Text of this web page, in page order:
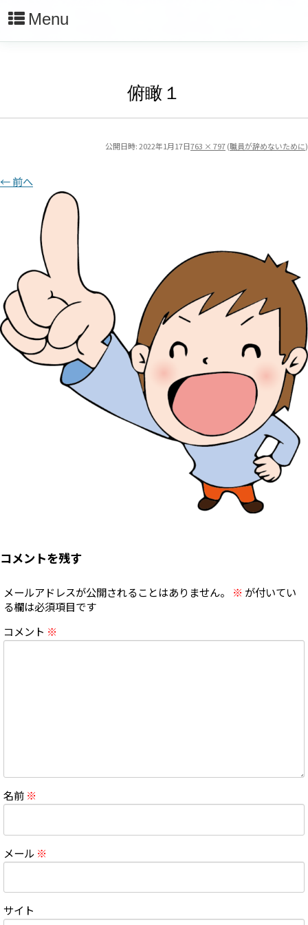
Menu
俯瞰１
公開日時:2022年1月17日763 × 797(職員が辞めないために)
← 前へ
コメントを残す
メールアドレスが公開されることはありません。 ※ が付いてい
る欄は必須項目です
コメント ※
名前 ※
メール ※
サイト